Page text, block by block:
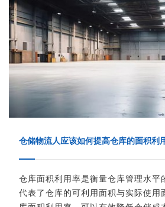
仓储物流人应该如何提高仓库的面积利
仓库面积利用率是衡量仓库管理水平
代表了仓库的可利用面积与实际使用